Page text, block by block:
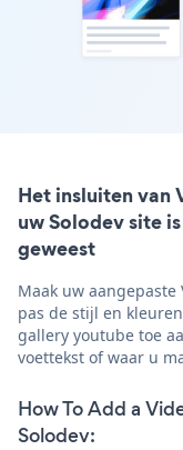
Het insluiten van
uw Solodev site
geweest
Maak uw
pas de stijl en
gallery youtube toe
voettekst of waar u
How To Add a
Solodev: